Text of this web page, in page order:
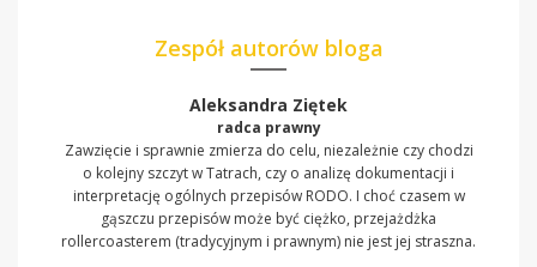
Zespół autorów bloga
Aleksandra Ziętek
radca prawny
Zawzięcie i sprawnie zmierza do celu, niezależnie czy chodzi
o kolejny szczyt w Tatrach, czy o analizę dokumentacji i
interpretację ogólnych przepisów RODO. I choć czasem w
gąszczu przepisów może być ciężko, przejażdżka
rollercoasterem (tradycyjnym i prawnym) nie jest jej straszna.